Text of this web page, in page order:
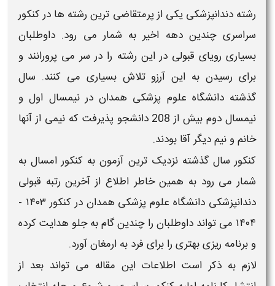
رشتهدندانپزشکییکی از پرمتقاضی ترین رشته ها در کنکور
سراسری چندین دهه اخیر به شمار می رود. داوطلبان
بسیاری رویای قبولیدر این رشته را در سر می پرورانند و
برای رسیدن به این آرزو تلاش بسیاری می کنند. سال
گذشته دانشگاه علوم پزشکی همداندر نیمسال اول و
نیمسال دوم بیش از 208 دانشجو پذیرفت که نیمی از آنها
خانم و نیم دیگر آقا بودند.
کنکور سال گذشته نزدیک ترین آزمون به کنکور امسال به
شمار می رود به همین خاطر اطلاع ازآخرین رتبه قبولی
دندانپزشکی دانشگاه علوم پزشکی همدان در کنکور
۱۴۰۳ -
۱۴۰۴ می تواند داوطلبان را چندین گام به جلو هدایت کرده
و برنامه ریزی بهتری را برای فرد به ارمغان آورد.
لازم به ذکر است اطلاعات این مقاله می تواند بعد از